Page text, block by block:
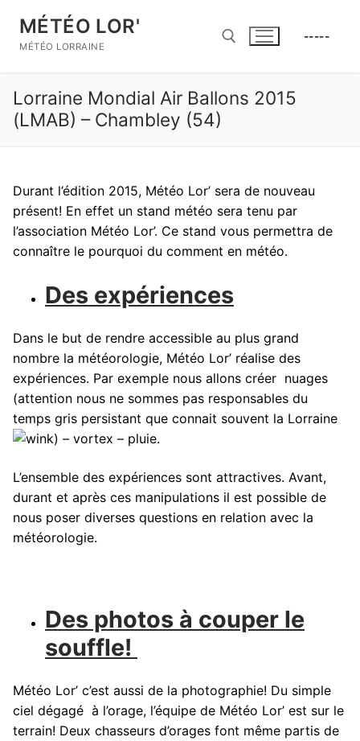
contenu
MÉTÉO LOR'
MÉTÉO LORRAINE
Rechercher :
-----
Lorraine Mondial Air Ballons 2015
(LMAB) – Chambley (54)
Durant l’édition 2015, Météo Lor’ sera de nouveau
présent! En effet un stand météo sera tenu par
l’association Météo Lor’. Ce stand vous permettra de
connaître le pourquoi du comment en météo.
Des expériences
Dans le but de rendre accessible au plus grand
nombre la météorologie, Météo Lor’ réalise des
expériences. Par exemple nous allons créer nuages
(attention nous ne sommes pas responsables du
temps gris persistant que connait souvent la Lorraine
) – vortex – pluie.
L’ensemble des expériences sont attractives. Avant,
durant et après ces manipulations il est possible de
nous poser diverses questions en relation avec la
météorologie.
Des photos à couper le
souffle!
Météo Lor’ c’est aussi de la photographie! Du simple
ciel dégagé à l’orage, l’équipe de Météo Lor’ est sur le
terrain! Deux chasseurs d’orages font même partis de